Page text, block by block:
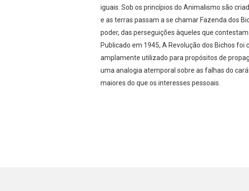
iguais. Sob os princípios do Animalismo são
e as terras passam a se chamar Fazenda dos
poder, das perseguições àqueles que
Publicado em 1945, A Revolução dos Bichos
amplamente utilizado para propósitos de
uma analogia atemporal sobre as falhas do
maiores do que os interesses pessoais.